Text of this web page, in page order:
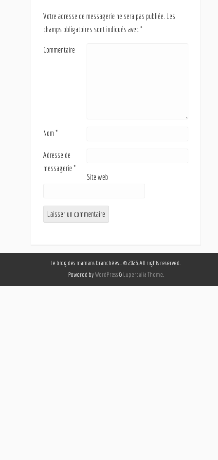
Votre adresse de messagerie ne sera pas publiée. Les
champs obligatoires sont indiqués avec*
Commentaire
Nom*
Adresse de
messagerie*
Site web
le blog des mamans branchées… © 2026. All rights reserved.
Powered by WordPress & Lupercalia Theme